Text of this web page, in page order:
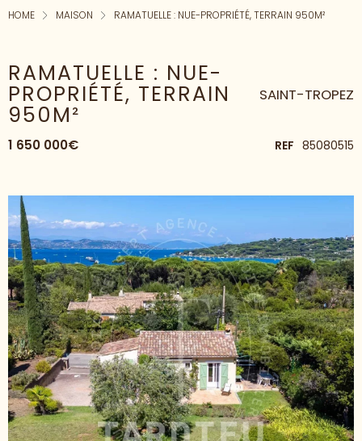
HOME MAISON RAMATUELLE : NUE-PROPRIÉTÉ, TERRAIN 950M²
RAMATUELLE : NUE-
PROPRIÉTÉ, TERRAIN
950M²
SAINT-TROPEZ
1 650 000€ REF 85080515